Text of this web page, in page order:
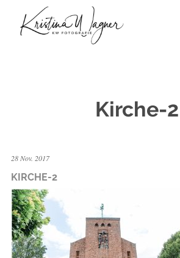
Kirche-2
28 Nov. 2017
KIRCHE-2